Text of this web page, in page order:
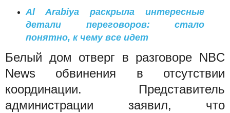
Al Arabiya раскрыла интересные
детали переговоров: стало
понятно, к чему все идет
Белый дом отверг в разговоре NBC
News обвинения в отсутствии
координации. Представитель
администрации заявил, что